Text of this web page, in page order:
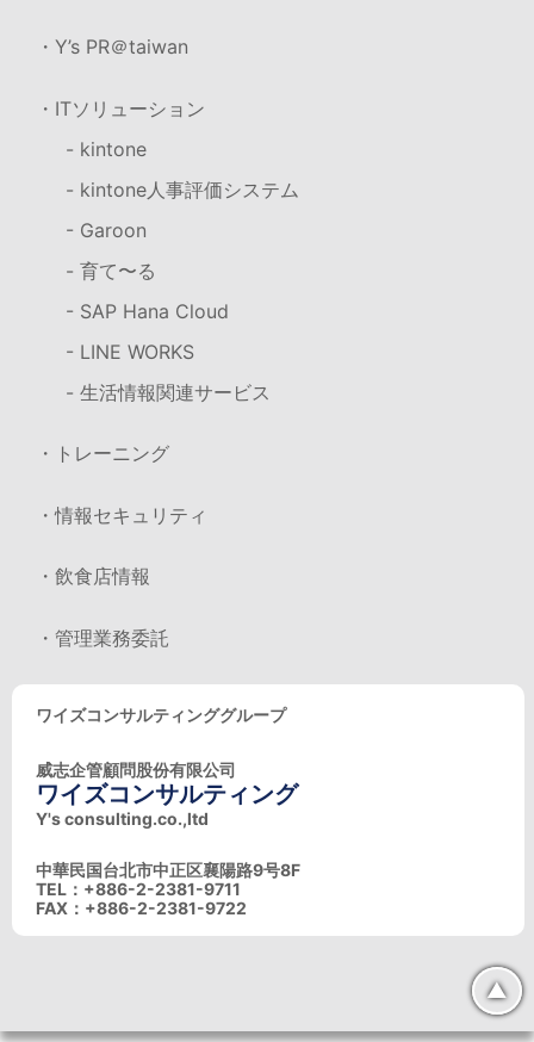
・Y’s PR＠taiwan
・ITソリューション
- kintone
- kintone人事評価システム
- Garoon
- 育て〜る
- SAP Hana Cloud
- LINE WORKS
- 生活情報関連サービス
・トレーニング
・情報セキュリティ
・飲食店情報
・管理業務委託
ワイズコンサルティンググループ
威志企管顧問股份有限公司
ワイズコンサルティング
Y's consulting.co.,ltd
中華民国台北市中正区襄陽路9号8F
TEL：+886-2-2381-9711
FAX：+886-2-2381-9722
▲